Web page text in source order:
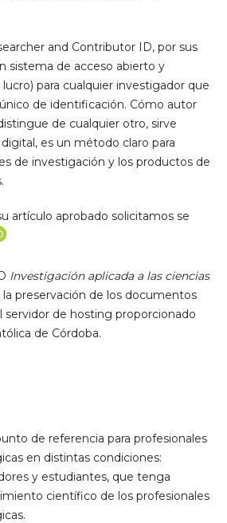
and Contributor ID, por sus
sistema de acceso abierto y
para cualquier investigador que
de identificación. Cómo autor
de cualquier otro, sirve
es un método claro para
de investigación y los productos de
artículo aprobado solicitamos se
Investigación aplicada a las ciencias
la preservación de los documentos
servidor de hosting proporcionado
de Córdoba.
de referencia para profesionales
en distintas condiciones:
y estudiantes, que tenga
científico de los profesionales